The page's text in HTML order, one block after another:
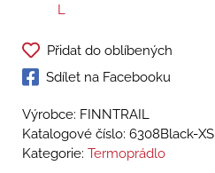
L
Přidat do oblíbených
Sdílet na Facebooku
Výrobce: FINNTRAIL
Katalogové číslo: 6308Black-XS
Kategorie: Termoprádlo